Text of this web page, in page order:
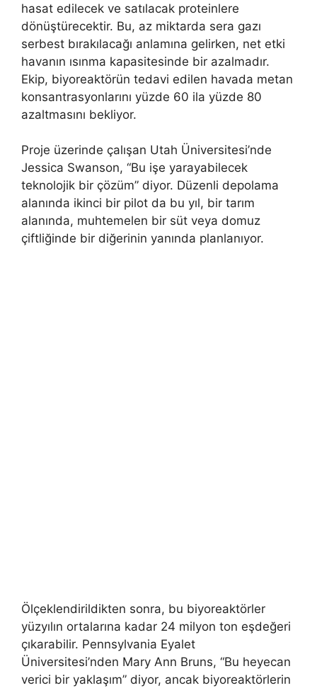
hasat edilecek ve satılacak proteinlere
dönüştürecektir. Bu, az miktarda sera gazı
serbest bırakılacağı anlamına gelirken, net etki
havanın ısınma kapasitesinde bir azalmadır.
Ekip, biyoreaktörün tedavi edilen havada metan
konsantrasyonlarını yüzde 60 ila yüzde 80
azaltmasını bekliyor.
Proje üzerinde çalışan Utah Üniversitesi’nde
Jessica Swanson, “Bu işe yarayabilecek
teknolojik bir çözüm” diyor. Düzenli depolama
alanında ikinci bir pilot da bu yıl, bir tarım
alanında, muhtemelen bir süt veya domuz
çiftliğinde bir diğerinin yanında planlanıyor.
Ölçeklendirildikten sonra, bu biyoreaktörler
yüzyılın ortalarına kadar 24 milyon ton eşdeğeri
çıkarabilir. Pennsylvania Eyalet
Üniversitesi’nden Mary Ann Bruns, “Bu heyecan
verici bir yaklaşım” diyor, ancak biyoreaktörlerin